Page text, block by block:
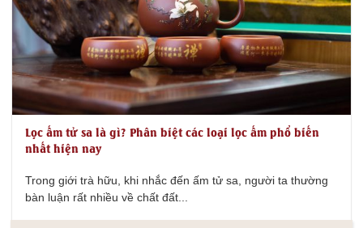
Lọc ấm tử sa là gì? Phân biệt các loại lọc ấm phổ biến
nhất hiện nay
Trong giới trà hữu, khi nhắc đến ấm tử sa, người ta thường
bàn luận rất nhiều về chất đất...